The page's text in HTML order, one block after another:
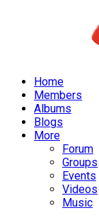
Home
Members
Albums
Blogs
More
Forum
Groups
Events
Videos
Music